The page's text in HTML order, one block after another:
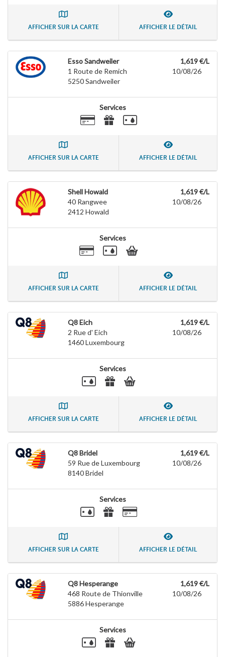
AFFICHER SUR LA CARTE AFFICHER LE DÉTAIL
Esso Sandweiler
1 Route de Remich
5250Sandweiler
1,619 €/L
10/08/26
Services
AFFICHER SUR LA CARTE AFFICHER LE DÉTAIL
Shell Howald
40 Rangwee
2412 Howald
1,619 €/L
10/08/26
Services
AFFICHER SUR LA CARTE AFFICHER LE DÉTAIL
Q8 Eich
2 Rue d' Eich
1460Luxembourg
1,619 €/L
10/08/26
Services
AFFICHER SUR LA CARTE AFFICHER LE DÉTAIL
Q8 Bridel
59 Rue de Luxembourg
8140Bridel
1,619 €/L
10/08/26
Services
AFFICHER SUR LA CARTE AFFICHER LE DÉTAIL
Q8 Hesperange
468 Route de Thionville
5886Hesperange
1,619 €/L
10/08/26
Services